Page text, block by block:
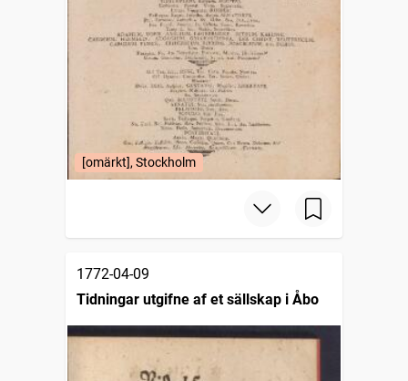
[omärkt], Stockholm
1772-04-09
Tidningar utgifne af et sällskap i Åbo